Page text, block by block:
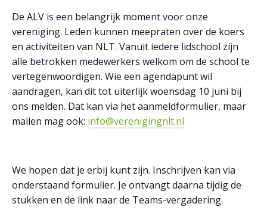
De ALV is een belangrijk moment voor onze
vereniging. Leden kunnen meepraten over de koers
en activiteiten van NLT. Vanuit iedere lidschool zijn
alle betrokken medewerkers welkom om de school te
vertegenwoordigen. Wie een agendapunt wil
aandragen, kan dit tot uiterlijk woensdag 10 juni bij
ons melden. Dat kan via het aanmeldformulier, maar
mailen mag ook: info@verenigingnlt.nl
We hopen dat je erbij kunt zijn. Inschrijven kan via
onderstaand formulier. Je ontvangt daarna tijdig de
stukken en de link naar de Teams-vergadering.